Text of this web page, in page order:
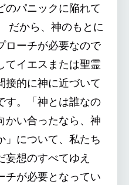
のパニックに陥れて
だから、神のもとに
ローチが必要なので
てイエスまたは聖霊
接的に神に近づいて
す。「神とは誰なの
かい合ったなら、神
」について、私たち
想のすべてゆえ
チが必要となってい